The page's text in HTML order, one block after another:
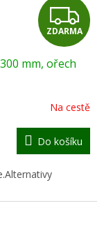
Z
D
R
M
A
ZDARMA
mm, ořech
Na cestě
Do košíku